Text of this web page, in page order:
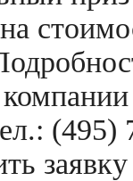
(495)
заявку